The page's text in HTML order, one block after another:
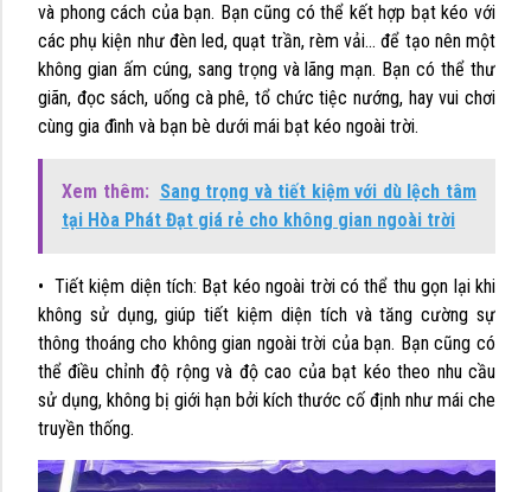
và phong cách của bạn. Bạn cũng có thể kết hợp bạt kéo với
các phụ kiện như đèn led, quạt trần, rèm vải… để tạo nên một
không gian ấm cúng, sang trọng và lãng mạn. Bạn có thể thư
giãn, đọc sách, uống cà phê, tổ chức tiệc nướng, hay vui chơi
cùng gia đình và bạn bè dưới mái bạt kéo ngoài trời.
Xem thêm: Sang trọng và tiết kiệm với dù lệch tâm
tại Hòa Phát Đạt giá rẻ cho không gian ngoài trời
• Tiết kiệm diện tích: Bạt kéo ngoài trời có thể thu gọn lại khi
không sử dụng, giúp tiết kiệm diện tích và tăng cường sự
thông thoáng cho không gian ngoài trời của bạn. Bạn cũng có
thể điều chỉnh độ rộng và độ cao của bạt kéo theo nhu cầu
sử dụng, không bị giới hạn bởi kích thước cố định như mái che
truyền thống.